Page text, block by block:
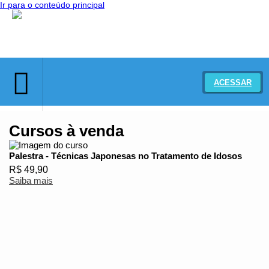
Ir para o conteúdo principal
ACESSAR
Meus Cursos
Cursos à venda
Palestra - Técnicas Japonesas no Tratamento de Idosos
R$ 49,90
Saiba mais